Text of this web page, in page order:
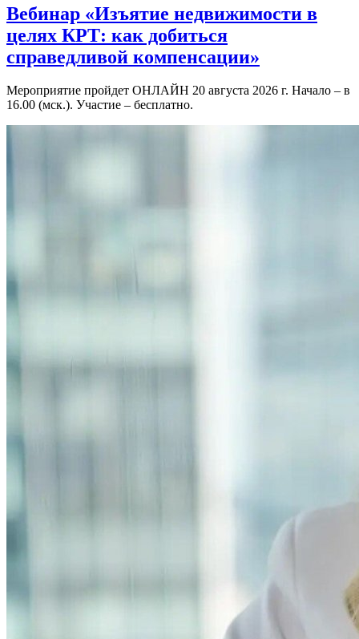
Вебинар «Изъятие недвижимости в
целях КРТ: как добиться
справедливой компенсации»
Мероприятие пройдет ОНЛАЙН 20 августа 2026 г. Начало – в
16.00 (мск.). Участие – бесплатно.